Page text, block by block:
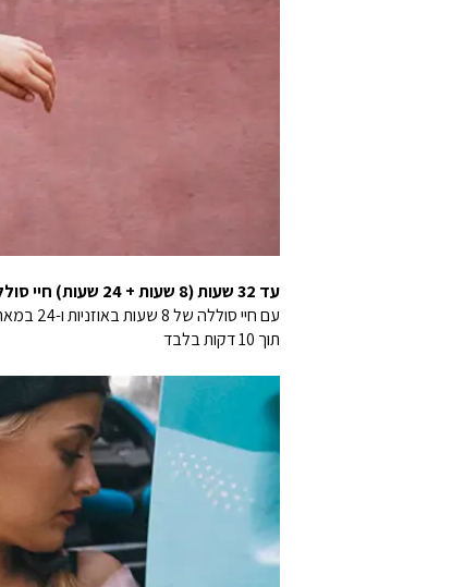
עד 32 שעות (8 שעות + 24 שעות) חיי סוללה הכוללים עם טעינה מהירה
תוך 10 דקות בלבד